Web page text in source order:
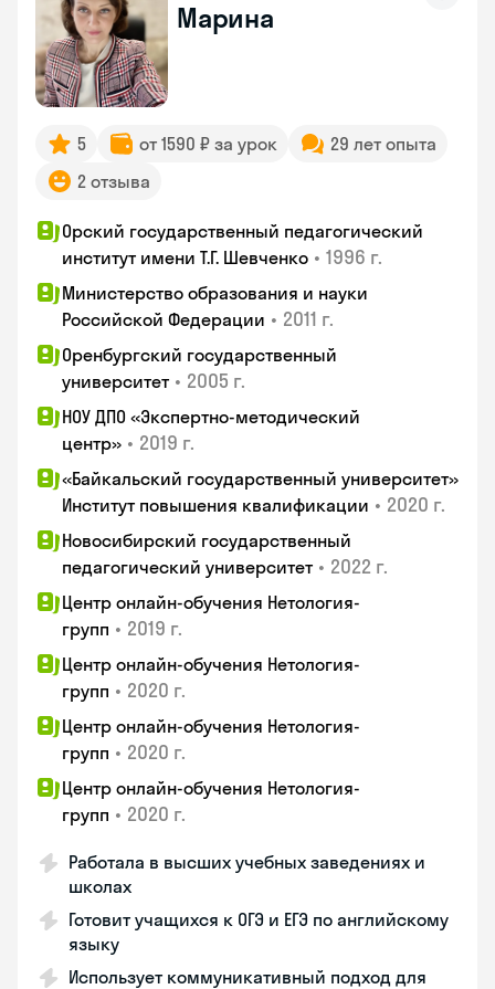
Марина
5 от 1590 ₽ за урок
29 лет опыта
2 отзыва
Орский государственный педагогический
институт имени Т.Г. Шевченко • 1996 г.
Министерство образования и науки
Российской Федерации • 2011 г.
Оренбургский государственный
университет • 2005 г.
НОУ ДПО «Экспертно-методический
центр» • 2019 г.
«Байкальский государственный университет»
Институт повышения квалификации • 2020 г.
Новосибирский государственный
педагогический университет • 2022 г.
Центр онлайн-обучения Нетология-
групп • 2019 г.
Центр онлайн-обучения Нетология-
групп • 2020 г.
Центр онлайн-обучения Нетология-
групп • 2020 г.
Центр онлайн-обучения Нетология-
групп • 2020 г.
Работала в высших учебных заведениях и
школах
Готовит учащихся к ОГЭ и ЕГЭ по английскому
языку
Использует коммуникативный подход для